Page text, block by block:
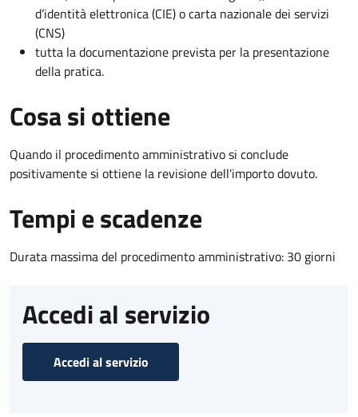
d’identità elettronica (CIE) o carta nazionale dei servizi
(CNS)
tutta la documentazione prevista per la presentazione
della pratica.
Cosa si ottiene
Quando il procedimento amministrativo si conclude
positivamente si ottiene la revisione dell'importo dovuto.
Tempi e scadenze
Durata massima del procedimento amministrativo: 30 giorni
Accedi al servizio
Accedi al servizio